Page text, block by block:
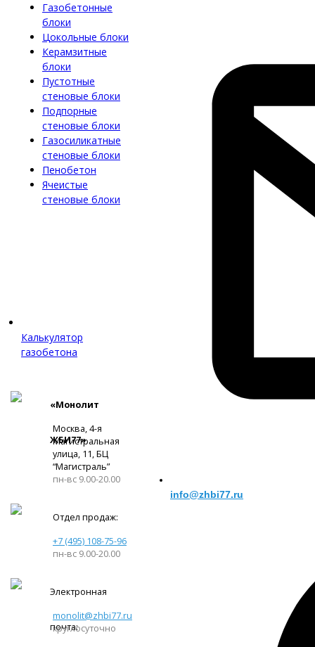
Газобетонные
блоки
Цокольные блоки
Керамзитные
блоки
Пустотные
стеновые блоки
Подпорные
стеновые блоки
Газосиликатные
стеновые блоки
Пенобетон
Ячеистые
стеновые блоки
Калькулятор
газобетона
«Монолит
ЖБИ77»
Москва, 4-я
Магистральная
улица, 11, ​БЦ
“Магистраль”
пн-вс 9.00-20.00
Отдел продаж:
+7 (495) 108-75-96
пн-вс 9.00-20.00
Электронная
почта:
monolit@zhbi77.ru
круглосуточно
info@zhbi77.ru